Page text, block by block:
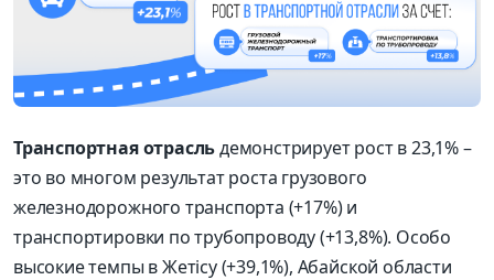
Транспортная отрасльдемонстрирует рост в 23,1% –
это во многом результат роста грузового
железнодорожного транспорта (+17%) и
транспортировки по трубопроводу (+13,8%). Особо
высокие темпы в Жетісу (+39,1%), Абайской области